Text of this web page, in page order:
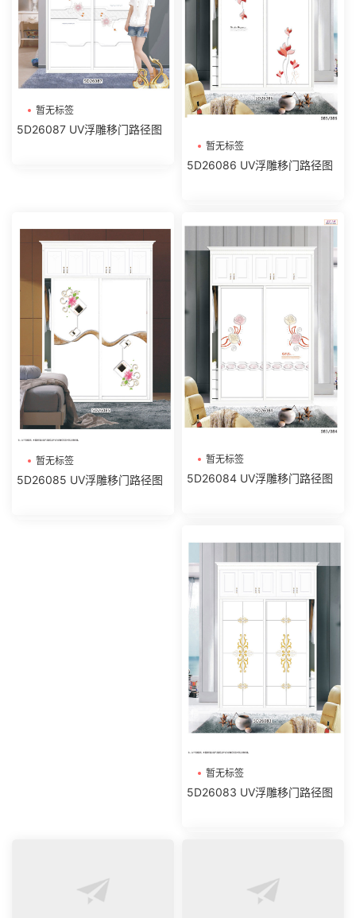
暂无标签
5D26087 UV浮雕移门路径图
暂无标签
5D26086 UV浮雕移门路径图
暂无标签
5D26085 UV浮雕移门路径图
暂无标签
5D26084 UV浮雕移门路径图
暂无标签
5D26083 UV浮雕移门路径图